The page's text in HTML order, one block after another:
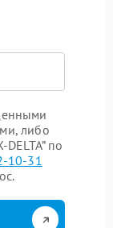
либо
по
10-31